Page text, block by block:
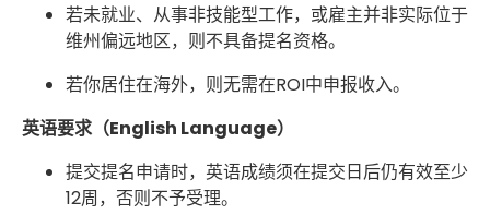
若未就业、从事非技能型工作，或雇主并非实际位于
维州偏远地区，则不具备提名资格。
若你居住在海外，则无需在ROI中申报收入。
英语要求（English Language）
提交提名申请时，英语成绩须在提交日后仍有效至少
12周，否则不予受理。